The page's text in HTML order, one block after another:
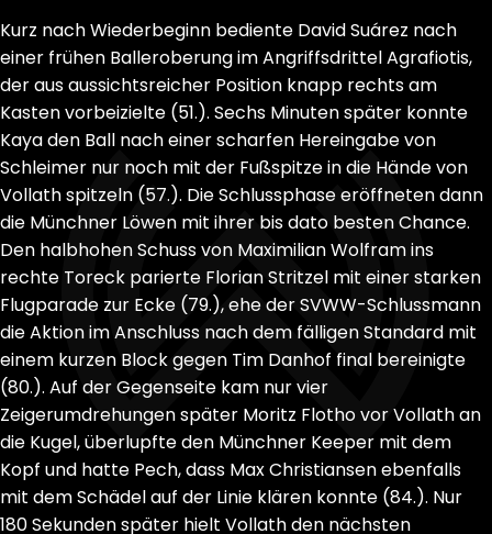
Kurz nach Wiederbeginn bediente David Suárez nach
einer frühen Balleroberung im Angriffsdrittel Agrafiotis,
der aus aussichtsreicher Position knapp rechts am
Kasten vorbeizielte (51.). Sechs Minuten später konnte
Kaya den Ball nach einer scharfen Hereingabe von
Schleimer nur noch mit der Fußspitze in die Hände von
Vollath spitzeln (57.). Die Schlussphase eröffneten dann
die Münchner Löwen mit ihrer bis dato besten Chance.
Den halbhohen Schuss von Maximilian Wolfram ins
rechte Toreck parierte Florian Stritzel mit einer starken
Flugparade zur Ecke (79.), ehe der SVWW-Schlussmann
die Aktion im Anschluss nach dem fälligen Standard mit
einem kurzen Block gegen Tim Danhof final bereinigte
(80.). Auf der Gegenseite kam nur vier
Zeigerumdrehungen später Moritz Flotho vor Vollath an
die Kugel, überlupfte den Münchner Keeper mit dem
Kopf und hatte Pech, dass Max Christiansen ebenfalls
mit dem Schädel auf der Linie klären konnte (84.). Nur
180 Sekunden später hielt Vollath den nächsten